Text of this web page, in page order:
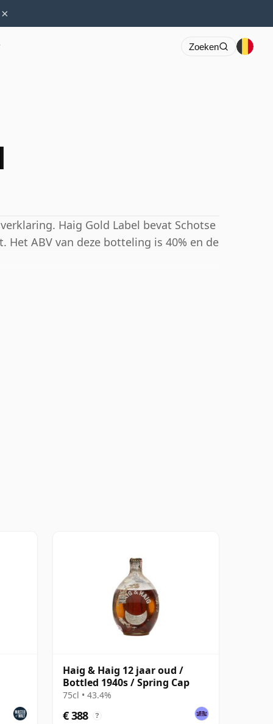
×
Zoeken
Haig Gold Label bevat Schotse
ABV van deze botteling is 40% en de
Haig & Haig 12 jaar oud /
Bottled 1940s / Spring Cap
75cl • 43.4%
€ 388 ?